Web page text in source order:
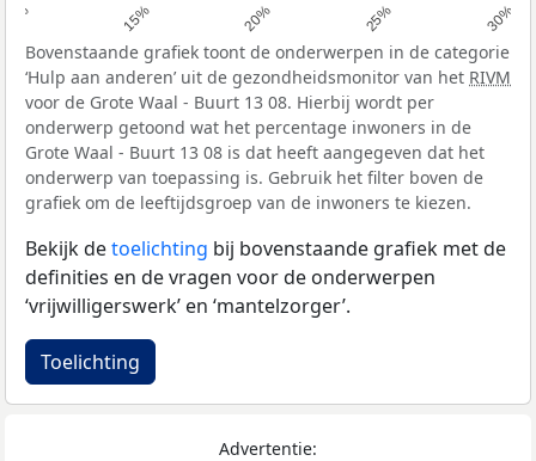
10% 15% 20% 25% 30%
Bovenstaande grafiek toont de onderwerpen in de categorie
‘Hulp aan anderen’ uit de gezondheidsmonitor van het RIVM
voor de Grote Waal - Buurt 13 08. Hierbij wordt per
onderwerp getoond wat het percentage inwoners in de
Grote Waal - Buurt 13 08 is dat heeft aangegeven dat het
onderwerp van toepassing is. Gebruik het filter boven de
grafiek om de leeftijdsgroep van de inwoners te kiezen.
Bekijk detoelichting bij bovenstaande grafiek met de
definities en de vragen voor de onderwerpen
‘vrijwilligerswerk’ en ‘mantelzorger’.
Toelichting
Advertentie: